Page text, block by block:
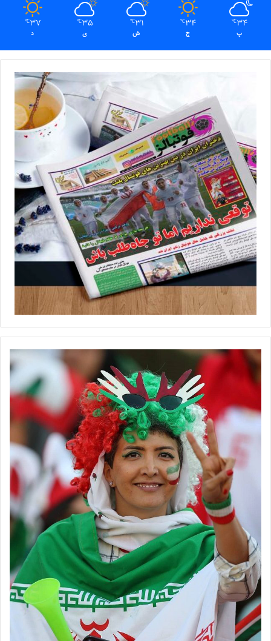
34
℃
پ
34
℃
ج
31
℃
ش
35
℃
ی
37
℃
د